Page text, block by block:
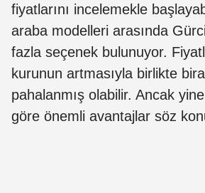
fiyatlarını incelemekle
araba modelleri arasında
fazla seçenek bulunuyor.
kurunun artmasıyla birlikte
pahalanmış olabilir. Ancak
göre önemli avantajlar söz